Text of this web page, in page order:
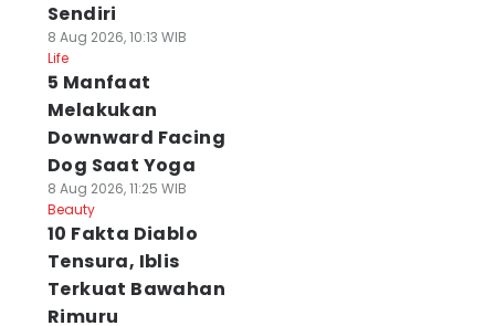
Sendiri
8 Aug 2026, 10:13 WIB
Life
5 Manfaat
Melakukan
Downward Facing
Dog Saat Yoga
8 Aug 2026, 11:25 WIB
Beauty
10 Fakta Diablo
Tensura, Iblis
Terkuat Bawahan
Rimuru